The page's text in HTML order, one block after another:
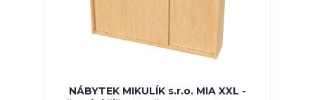
NÁBYTEK MIKULÍK s.r.o. MIA XXL -